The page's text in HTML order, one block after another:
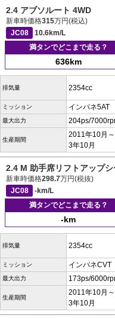
2.4 アブソルート 4WD
新車時価格315万円(税込)
JC08
10.6km/L
満タンでどこまで走る？
636km
排気量 2354cc
ミッション インパネ5AT
最大出力 204ps/
生産期間
2011年10月
3年10月
2.4 M 助手席リフトアップ
新車時価格298.7万円(税抜)
JC08
-km/L
満タンでどこまで走る？
-km
排気量 2354cc
ミッション インパネCVT
最大出力 173ps/
生産期間
2011年10月
3年10月